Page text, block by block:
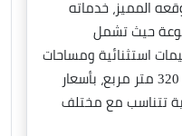
المميز، خدماته
حيث تشمل
استثنائية ومساحات
تبدأ من 140 متر مربع وتصل الى 320 متر مربع، بأسعار
تتناسب مع مختلف